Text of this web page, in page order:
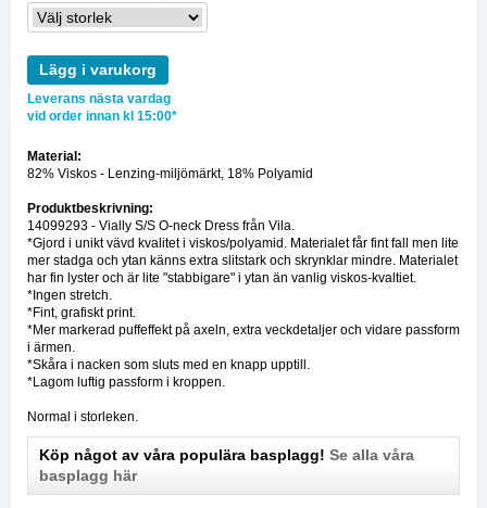
Lägg i varukorg
Leverans nästa vardag
vid order innan kl 15:00*
Material:
82% Viskos - Lenzing-miljömärkt, 18% Polyamid
Produktbeskrivning:
14099293 - Vially S/S O-neck Dress från Vila.
*Gjord i unikt vävd kvalitet i viskos/polyamid. Materialet får fint fall men lite
mer stadga och ytan känns extra slitstark och skrynklar mindre. Materialet
har fin lyster och är lite "stabbigare" i ytan än vanlig viskos-kvaltiet.
*Ingen stretch.
*Fint, grafiskt print.
*Mer markerad puffeffekt på axeln, extra veckdetaljer och vidare passform
i ärmen.
*Skåra i nacken som sluts med en knapp upptill.
*Lagom luftig passform i kroppen.
Normal i storleken.
Köp något av våra populära basplagg! Se alla våra
basplagg här